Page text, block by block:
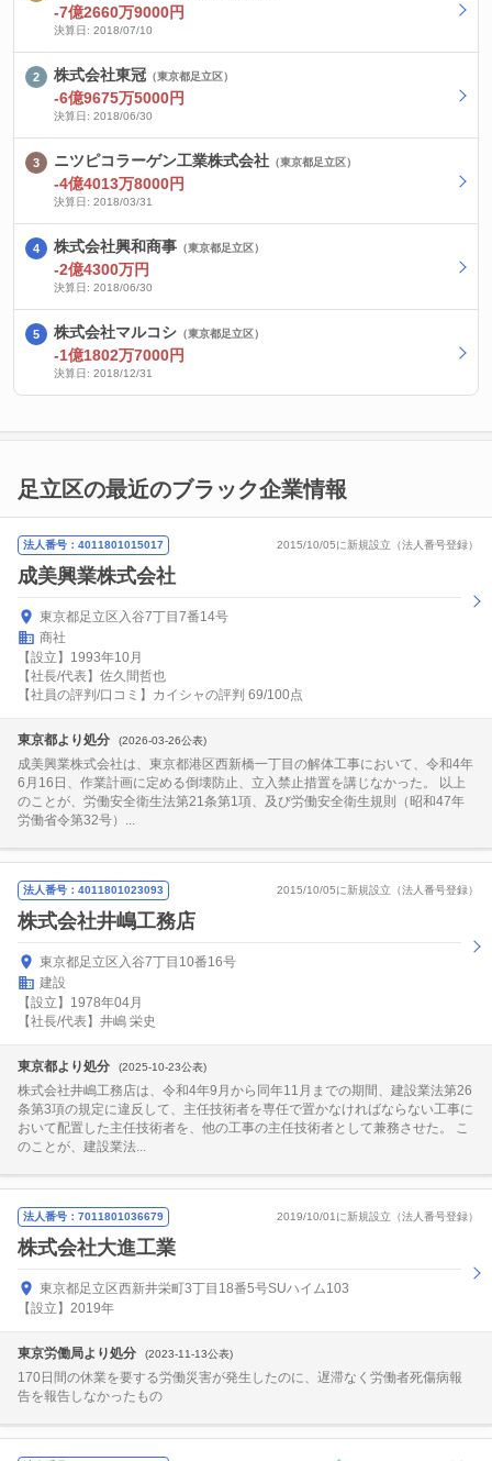
-7億2660万9000円
決算日: 2018/07/10
株式会社東冠 （東京都足立区）
-6億9675万5000円
決算日: 2018/06/30
ニツピコラーゲン工業株式会社 （東京都足立区）
-4億4013万8000円
決算日: 2018/03/31
株式会社興和商事 （東京都足立区）
-2億4300万円
決算日: 2018/06/30
株式会社マルコシ （東京都足立区）
-1億1802万7000円
決算日: 2018/12/31
足立区の最近のブラック企業情報
法人番号：4011801015017 2015/10/05に新規設立（法人番号登録）
成美興業株式会社
東京都足立区入谷7丁目7番14号
商社
【設立】1993年10月
【社長/代表】佐久間哲也
【社員の評判/口コミ】カイシャの評判 69/100点
東京都より処分 (2026-03-26公表)
成美興業株式会社は、東京都港区西新橋一丁目の解体工事において、令和4年
6月16日、作業計画に定める倒壊防止、立入禁止措置を講じなかった。 以上
のことが、労働安全衛生法第21条第1項、及び労働安全衛生規則（昭和47年
労働省令第32号）...
法人番号：4011801023093 2015/10/05に新規設立（法人番号登録）
株式会社井嶋工務店
東京都足立区入谷7丁目10番16号
建設
【設立】1978年04月
【社長/代表】井嶋 栄史
東京都より処分 (2025-10-23公表)
株式会社井嶋工務店は、令和4年9月から同年11月までの期間、建設業法第26
条第3項の規定に違反して、主任技術者を専任で置かなければならない工事に
おいて配置した主任技術者を、他の工事の主任技術者として兼務させた。 こ
のことが、建設業法...
法人番号：7011801036679 2019/10/01に新規設立（法人番号登録）
株式会社大進工業
東京都足立区西新井栄町3丁目18番5号SUハイム103
【設立】2019年
東京労働局より処分 (2023-11-13公表)
170日間の休業を要する労働災害が発生したのに、遅滞なく労働者死傷病報
告を報告しなかったもの